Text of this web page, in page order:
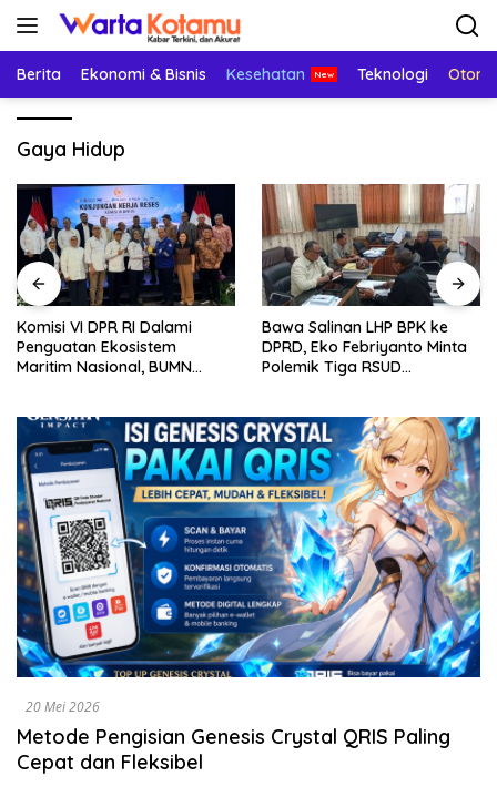
Langsung
Berita Ekonomi & Bisnis Kesehatan Teknologi
Gaya Hidup
Komisi VI DPR RI Dalami
Penguatan Ekosistem
Maritim Nasional, BUMN
Bawa Salinan LHP BPK ke
DPRD, Eko Febriyanto Minta
Polemik Tiga RSUD
20 Mei 2026
Metode Pengisian Genesis Crystal QRIS Paling
Cepat dan Fleksibel